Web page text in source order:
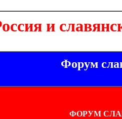
и
Форум
ФОРУМ